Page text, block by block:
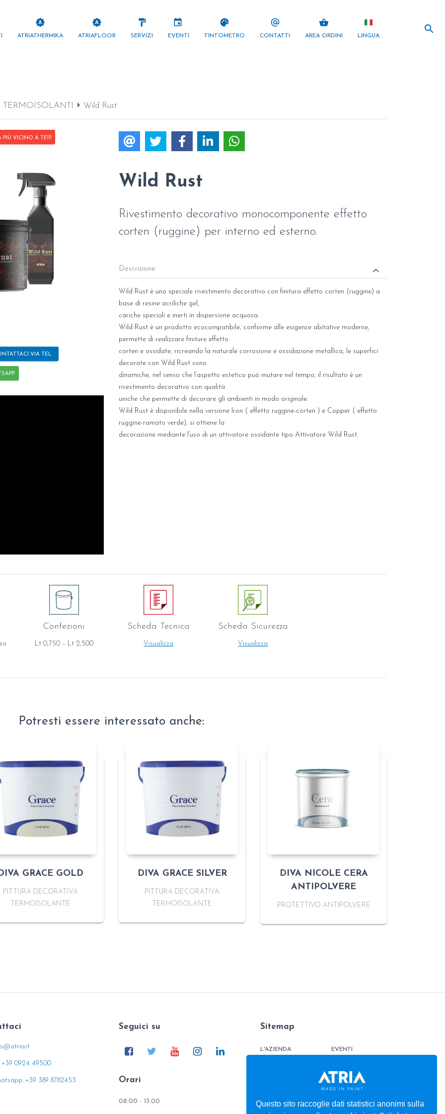
Questo sito raccoglie dati statistici anonimi sulla
search
brightness_auto
ATRIATHERMIKA
brightness_auto
ATRIAFLOOR
format_paint
SERVIZI
events
EVENTI
palette
TINTOMETRO
alternate_email
CONTATTI
shopping_basket
AREA ORDINI LINGUA
Wild Rust
PIÙ VICINO A TE!!!
VIA TEL
Wild Rust
Rivestimento decorativo monocomponente effetto
corten (ruggine) per interno ed esterno.
Descrizione keyboard_arrow_down
Wild Rust è uno speciale rivestimento decorativo con finitura effetto corten (ruggine) a
base di resine acriliche gel,
cariche speciali e inerti in dispersione acquosa.
Wild Rust è un prodotto ecocompatibile, conforme alle esigenze abitative moderne,
permette di realizzare finiture effetto
corten e ossidate, ricreando la naturale corrosione e ossidazione metallica, le superfici
decorate con Wild Rust sono
dinamiche, nel senso che l’aspetto estetico può mutare nel tempo; il risultato è un
rivestimento decorativo con qualità
uniche che permette di decorare gli ambienti in modo originale.
Wild Rust è disponibile nella versione Iron ( effetto ruggine-corten ) e Copper ( effetto
ruggine-ramato verde), si ottiene la
decorazione mediante l’uso di un attivatore ossidante tipo Attivatore Wild Rust.
Confezioni
Lt 0,750 – Lt 2,500
Scheda Tecnica
Visualizza
Scheda Sicurezza
Visualizza
Potresti essere interessato anche:
DIVA GRACE GOLD
PITTURA DECORATIVA
TERMOISOLANTE
DIVA GRACE SILVER
PITTURA DECORATIVA
TERMOISOLANTE
DIVA NICOLE CERA
ANTIPOLVERE
PROTETTIVO ANTIPOLVERE
+39 0924 49500
+39 389 8782453
Seguici su
Orari
08:00 - 13:00
Sitemap
L'AZIENDA
ATRIAFLOOR
EVENTI
CONTATTI
AREA ORDINI